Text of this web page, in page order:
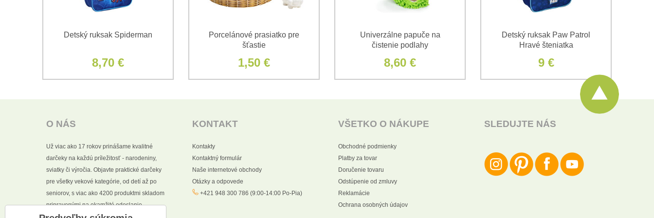
Detský ruksak Spiderman
8,70 €
Porcelánové prasiatko pre
šťastie
1,50 €
Univerzálne papuče na
čistenie podlahy
8,60 €
Detský ruksak Paw Patrol
Hravé šteniatka
9 €
O NÁS
Už viac ako 17 rokov prinášame kvalitné
darčeky na každú príležitosť - narodeniny,
sviatky či výročia. Objavte praktické darčeky
pre všetky vekové kategórie, od detí až po
seniorov, s viac ako 4200 produktmi skladom
pripravenými na okamžité odoslanie.
KONTAKT
Kontakty
Kontaktný formulár
Naše internetové obchody
Otázky a odpovede
+421 948 300 786 (9:00-14:00 Po-Pia)
VŠETKO O NÁKUPE
Obchodné podmienky
Platby za tovar
Doručenie tovaru
Odstúpenie od zmluvy
Reklamácie
Ochrana osobných údajov
SLEDUJTE NÁS